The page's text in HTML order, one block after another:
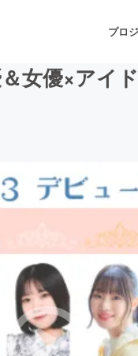
プロ
音楽
ゲーム・
書籍・雑
チャレン
女優×アイ